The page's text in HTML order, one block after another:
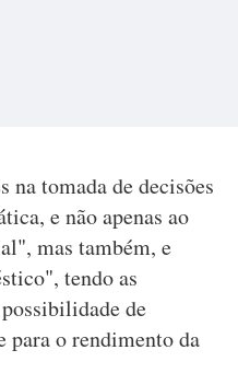
tomada de decisões
e não apenas ao
mas também, e
tendo as
de
o rendimento da